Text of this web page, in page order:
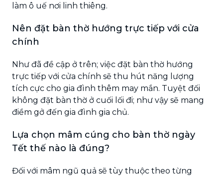
làm ô uế nơi linh thiêng.
Nên đặt bàn thờ hướng trực tiếp với cửa
chính
Như đã đề cập ở trên; việc đặt bàn thờ hướng
trực tiếp với cửa chính sẽ thu hút năng lượng
tích cực cho gia đình thêm may mắn. Tuyệt đối
không đặt bàn thờ ở cuối lối đi; như vậy sẽ mang
điềm gở đến gia đình gia chủ.
Lựa chọn mâm cúng cho bàn thờ ngày
Tết thế nào là đúng?
Đối với mâm ngũ quả sẽ tùy thuộc theo từng